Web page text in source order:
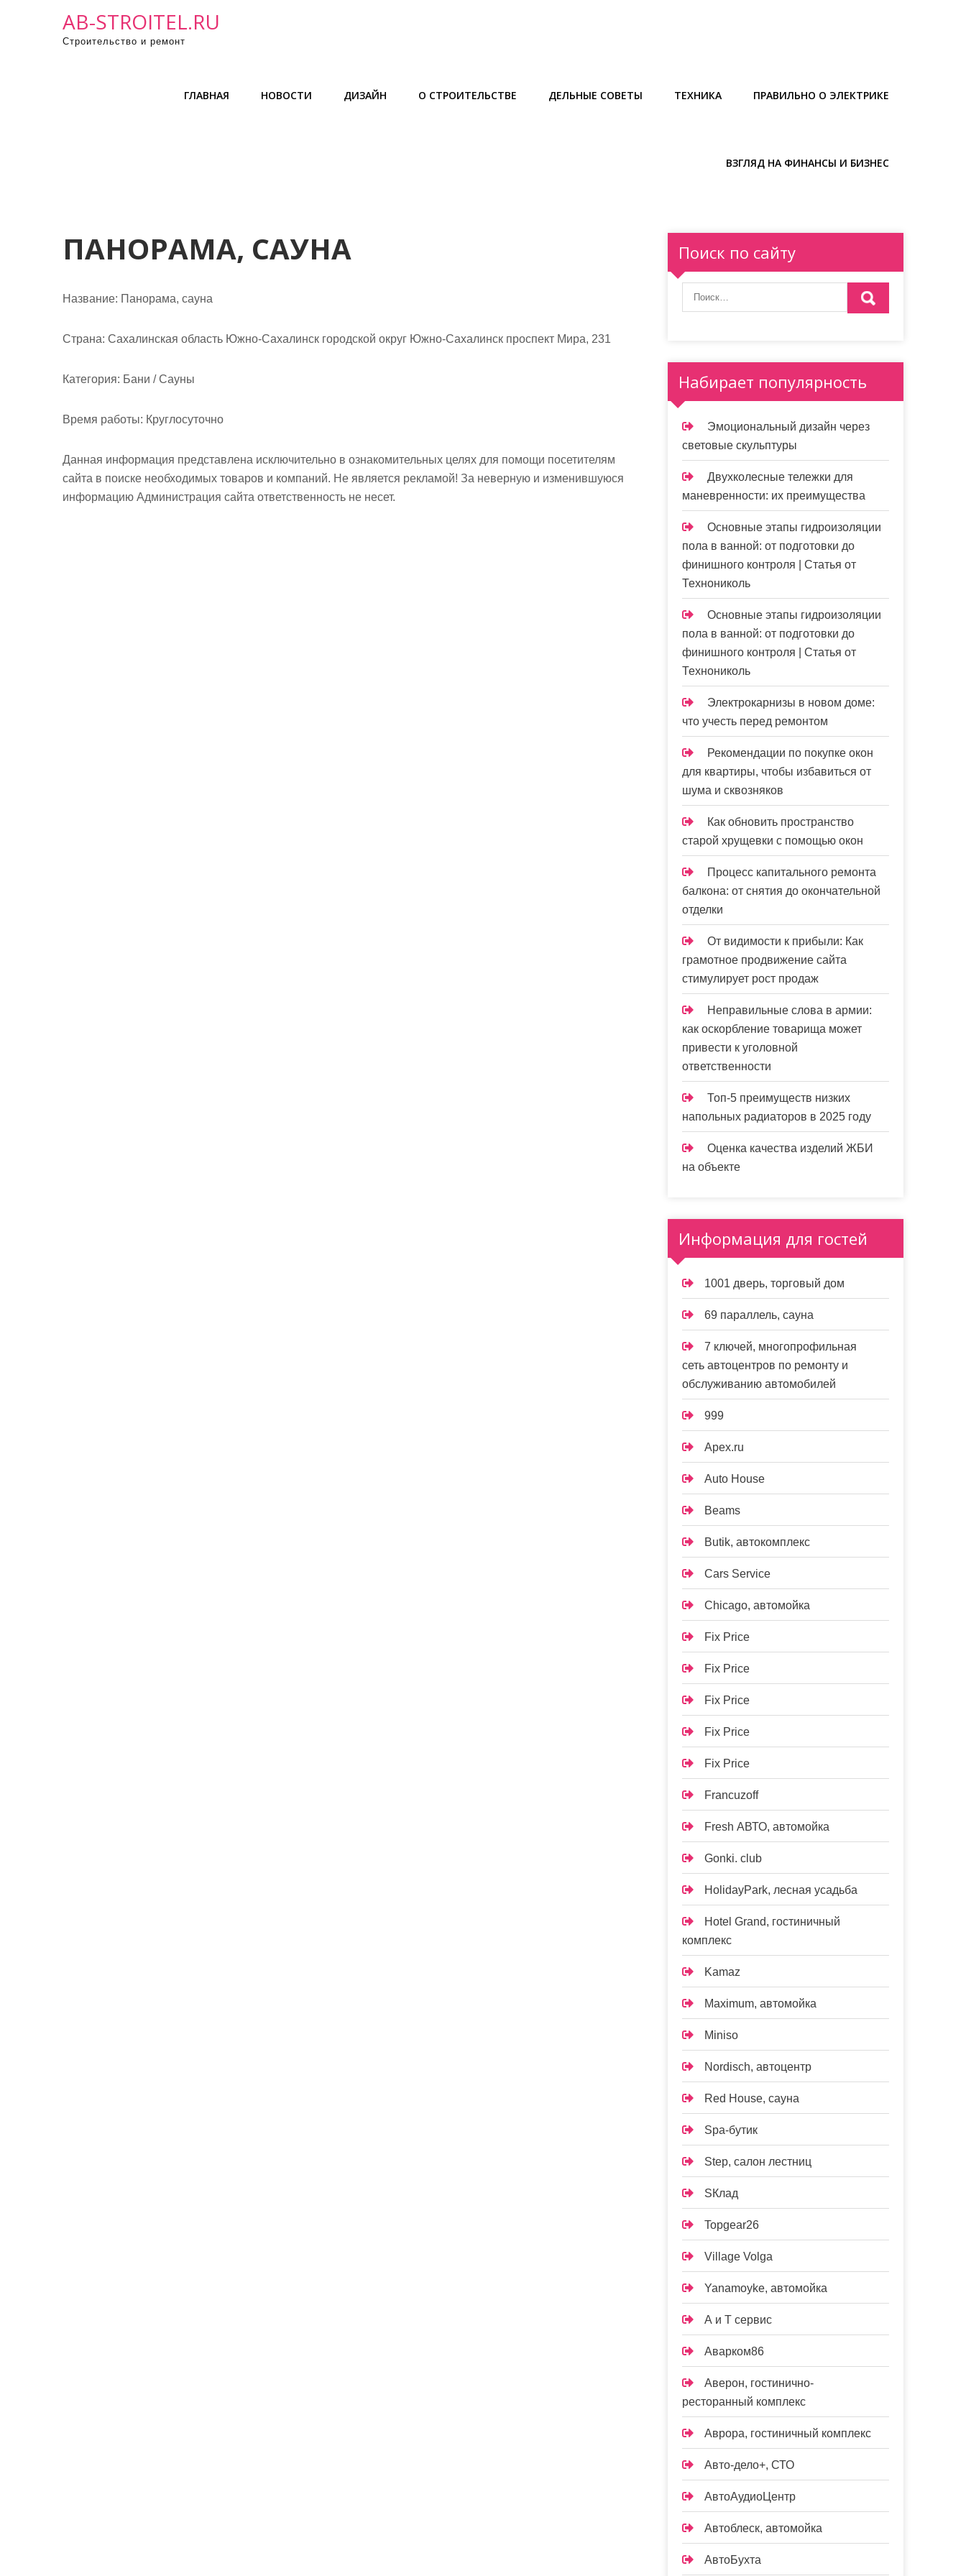
AB-STROITEL.RU
Строительство и ремонт
ГЛАВНАЯ НОВОСТИ ДИЗАЙН О СТРОИТЕЛЬСТВЕ ДЕЛЬНЫЕ СОВЕТЫ ТЕХНИКА ПРАВИЛЬНО О ЭЛЕКТРИКЕ
ВЗГЛЯД НА ФИНАНСЫ И БИЗНЕС
ПАНОРАМА, САУНА
Название: Панорама, сауна
Страна: Сахалинская область Южно-Сахалинск городской округ Южно-Сахалинск проспект Мира, 231
Категория: Бани / Сауны
Время работы: Круглосуточно
Данная информация представлена исключительно в ознакомительных целях для помощи посетителям
сайта в поиске необходимых товаров и компаний. Не является рекламой! За неверную и изменившуюся
информацию Администрация сайта ответственность не несет.
Поиск по сайту
Набирает популярность
Эмоциональный дизайн через
световые скульптуры
Двухколесные тележки для
маневренности: их преимущества
Основные этапы гидроизоляции
пола в ванной: от подготовки до
финишного контроля | Статья от
Технониколь
Основные этапы гидроизоляции
пола в ванной: от подготовки до
финишного контроля | Статья от
Технониколь
Электрокарнизы в новом доме:
что учесть перед ремонтом
Рекомендации по покупке окон
для квартиры, чтобы избавиться от
шума и сквозняков
Как обновить пространство
старой хрущевки с помощью окон
Процесс капитального ремонта
балкона: от снятия до окончательной
отделки
От видимости к прибыли: Как
грамотное продвижение сайта
стимулирует рост продаж
Неправильные слова в армии:
как оскорбление товарища может
привести к уголовной
ответственности
Топ-5 преимуществ низких
напольных радиаторов в 2025 году
Оценка качества изделий ЖБИ
на объекте
Информация для гостей
1001 дверь, торговый дом
69 параллель, сауна
7 ключей, многопрофильная
сеть автоцентров по ремонту и
обслуживанию автомобилей
999
Apex.ru
Auto House
Beams
Butik, автокомплекс
Cars Service
Chicago, автомойка
Fix Price
Fix Price
Fix Price
Fix Price
Fix Price
Francuzoff
Fresh АВТО, автомойка
Gonki. club
HolidayPark, лесная усадьба
Hotel Grand, гостиничный
комплекс
Kamaz
Maximum, автомойка
Miniso
Nordisch, автоцентр
Red House, сауна
Spa-бутик
Step, салон лестниц
SКлад
Topgear26
Village Volga
Yanamoyke, автомойка
А и Т сервис
Аварком86
Аверон, гостинично-
ресторанный комплекс
Аврора, гостиничный комплекс
Авто-дело+, СТО
АвтоАудиоЦентр
Автоблеск, автомойка
АвтоБухта